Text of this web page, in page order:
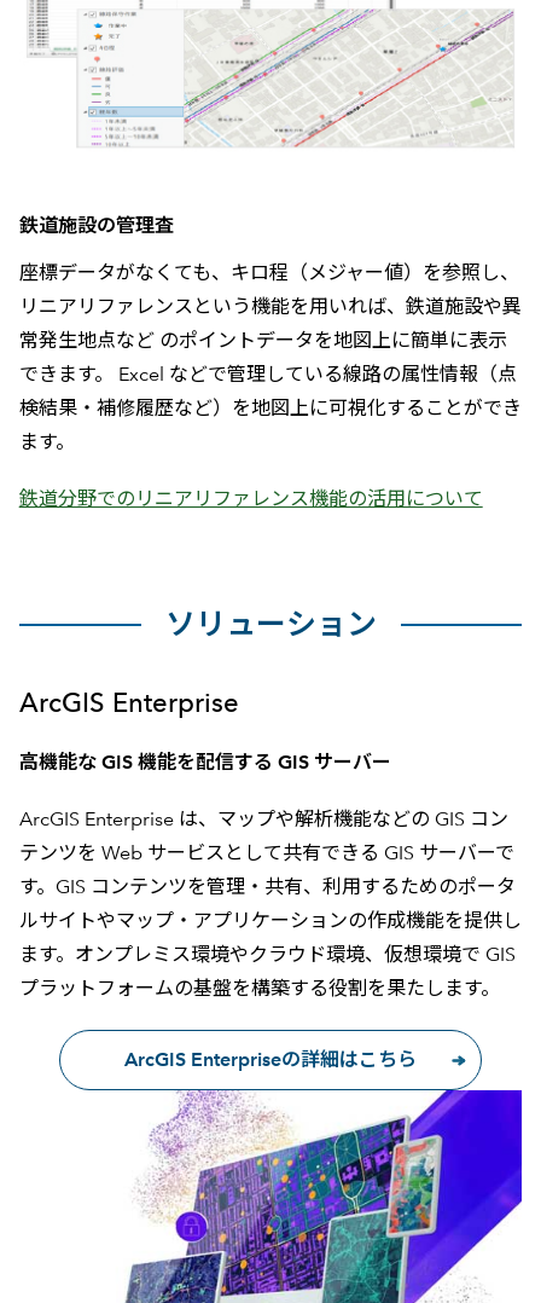
鉄道施設の管理査
座標データがなくても、キロ程（メジャー値）を参照し、
リニアリファレンスという機能を用いれば、鉄道施設や異
常発生地点など のポイントデータを地図上に簡単に表示
できます。 Excel などで管理している線路の属性情報（点
検結果・補修履歴など）を地図上に可視化することができ
ます。​
鉄道分野でのリニアリファレンス機能の活用について
ソリューション
ArcGIS Enterprise
高機能な GIS 機能を配信する GIS サーバー
ArcGIS Enterprise は、マップや解析機能などの GIS コン
テンツを Web サービスとして共有できる GIS サーバーで
す。GIS コンテンツを管理・共有、利用するためのポータ
ルサイトやマップ・アプリケーションの作成機能を提供し
ます。オンプレミス環境やクラウド環境、仮想環境で GIS
プラットフォームの基盤を構築する役割を果たします。
ArcGIS Enterpriseの詳細はこちら